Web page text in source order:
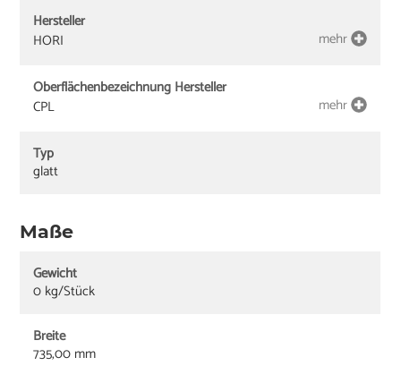
Hersteller
HORI
mehr
Oberflächenbezeichnung Hersteller
CPL
mehr
Typ
glatt
Maße
Gewicht
0 kg/Stück
Breite
735,00 mm